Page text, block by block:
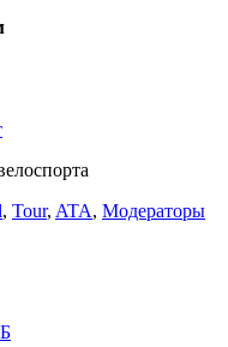
, Tour, ATA, Модераторы